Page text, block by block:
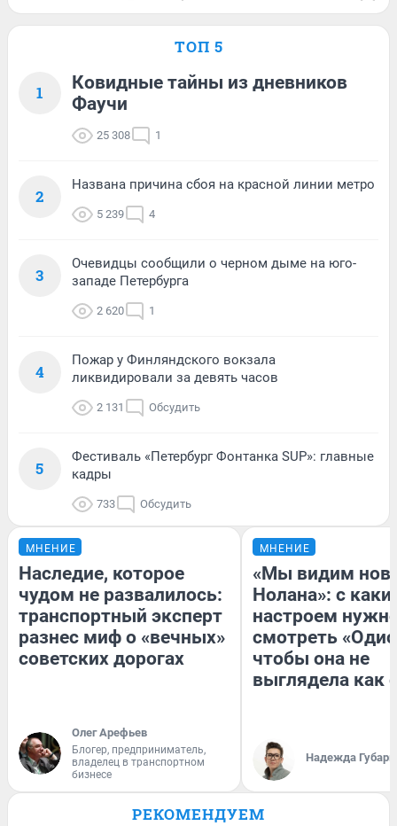
ТОП 5
1
Ковидные тайны из дневников
Фаучи
25 308 1
2
Названа причина сбоя на красной линии метро
5 239 4
3
Очевидцы сообщили о черном дыме на юго-
западе Петербурга
2 620 1
4
Пожар у Финляндского вокзала
ликвидировали за девять часов
2 131 Обсудить
5
Фестиваль «Петербург Фонтанка SUP»: главные
кадры
733 Обсудить
МНЕНИЕ
Наследие, которое
чудом не развалилось:
транспортный эксперт
разнес миф о «вечных»
советских дорогах
Олег Арефьев
Блогер, предприниматель,
владелец в транспортном
бизнесе
МНЕНИЕ
«Мы видим
Нолана»: с
настроем
смотреть
чтобы она не
выглядела как
Надежда Губарь
РЕКОМЕНДУЕМ